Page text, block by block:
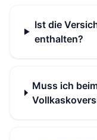
Ist die
enthalten?
Muss ich